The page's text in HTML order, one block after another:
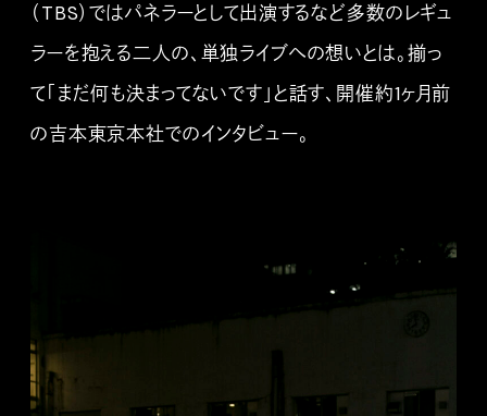
（TBS）ではパネラーとして出演するなど多数のレギュ
ラーを抱える二人の、単独ライブへの想いとは。揃っ
て「まだ何も決まってないです」と話す、開催約1ヶ月前
の吉本東京本社でのインタビュー。